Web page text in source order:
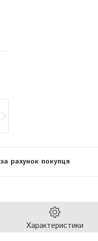
за рахунок покупця
Характеристики